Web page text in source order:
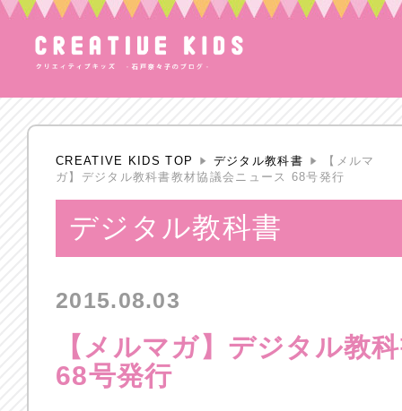
CREATIVE KIDS TOP デジタル教科書
【メルマ
ガ】デジタル教科書教材協議会ニュース 68号発行
デジタル教科書
2015.08.03
【メルマガ】デジタル教
68号発行